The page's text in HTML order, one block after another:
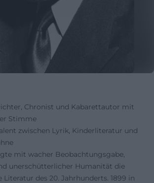
Chronist und Kabarettautor mit
Stimme
zwischen Lyrik, Kinderliteratur und
mit wacher Beobachtungsgabe,
unerschütterlicher Humanität die
Literatur des 20. Jahrhunderts. 1899 in